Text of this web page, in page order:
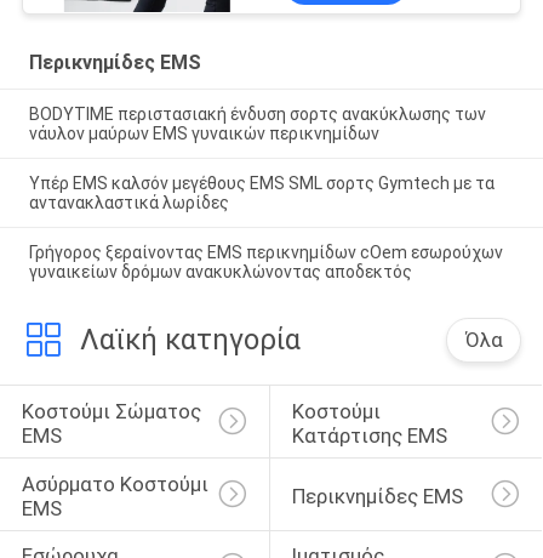
Περικνημίδες EMS
BODYTIME περιστασιακή ένδυση σορτς ανακύκλωσης των
νάυλον μαύρων EMS γυναικών περικνημίδων
Υπέρ EMS καλσόν μεγέθους EMS SML σορτς Gymtech με τα
αντανακλαστικά λωρίδες
Γρήγορος ξεραίνοντας EMS περικνημίδων cOem εσωρούχων
γυναικείων δρόμων ανακυκλώνοντας αποδεκτός
Λαϊκή κατηγορία Όλα
Κοστούμι Σώματος
EMS
Κοστούμι
Κατάρτισης EMS
Ασύρματο Κοστούμι
EMS
Περικνημίδες EMS